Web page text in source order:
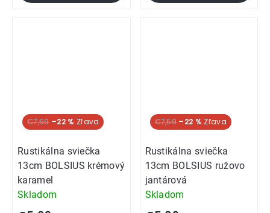
€7,59 –22 %
Rustikálna sviečka
13cm BOLSIUS krémový
karamel
Skladom
€7,59 –22 %
Rustikálna sviečka
13cm BOLSIUS ružovo
jantárová
Skladom